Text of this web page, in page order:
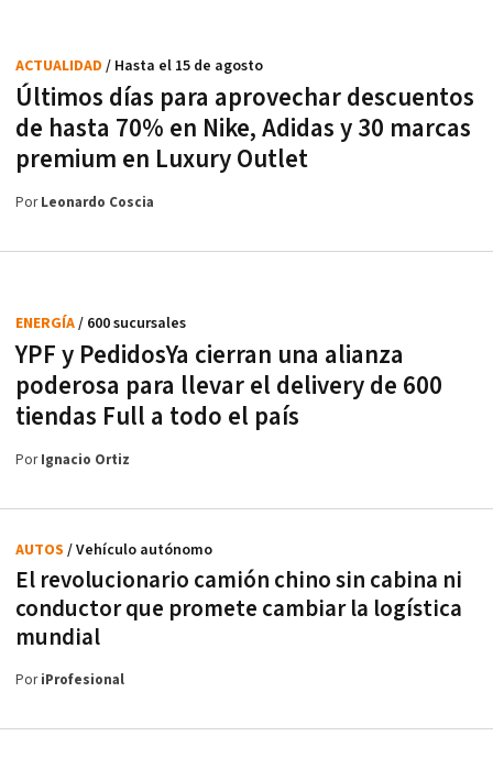
Últimos días para aprovechar descuentos
de hasta 70% en Nike, Adidas y 30 marcas
premium en Luxury Outlet
ACTUALIDAD / Hasta el 15 de agosto
PorLeonardo Coscia
YPF y PedidosYa cierran una alianza
poderosa para llevar el delivery de 600
tiendas Full a todo el país
ENERGÍA/ 600 sucursales
PorIgnacio Ortiz
El revolucionario camión chino sin cabina ni
conductor que promete cambiar la logística
mundial
AUTOS / Vehículo autónomo
PoriProfesional